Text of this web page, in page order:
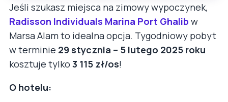
Jeśli szukasz miejsca na zimowy wypoczynek,
Radisson Individuals Marina Port Ghalib w
Marsa Alam to idealna opcja. Tygodniowy pobyt
w terminie 29 stycznia – 5 lutego 2025 roku
kosztuje tylko 3 115 zł/os!
O hotelu: